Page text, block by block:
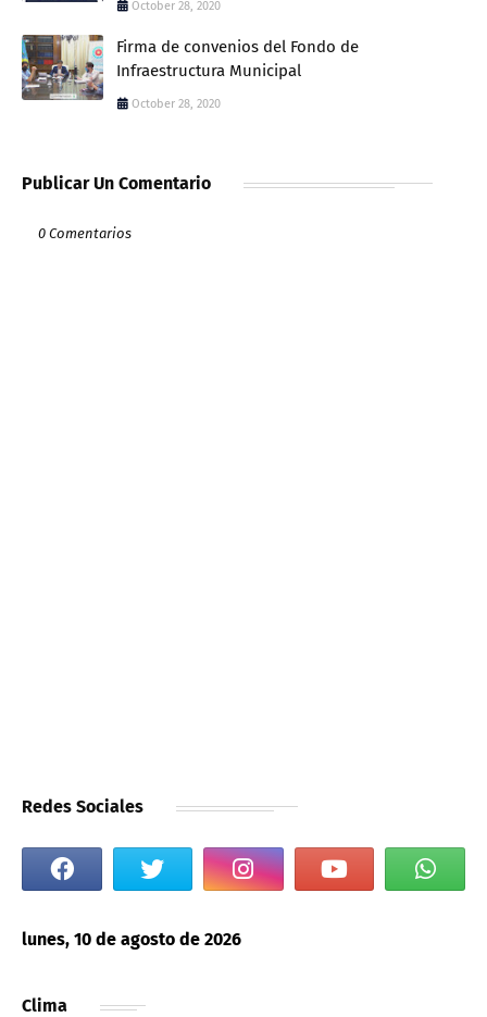
October 28, 2020
Firma de convenios del Fondo de
Infraestructura Municipal
October 28, 2020
Publicar Un Comentario
0 Comentarios
Redes Sociales
lunes, 10 de agosto de 2026
Clima